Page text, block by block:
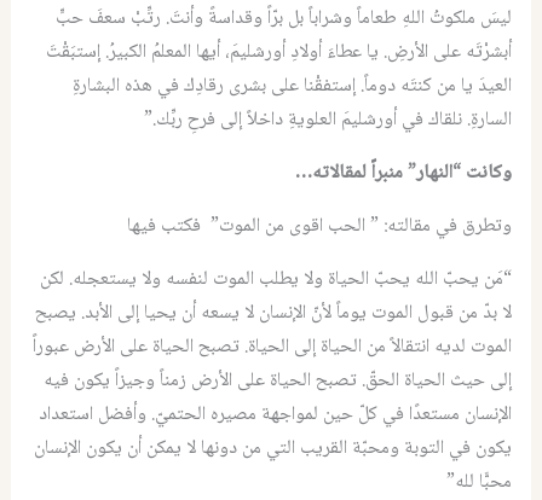
ليسَ ملكوتُ اللهِ طعاماً وشراباً بل برّاً وقداسةً وأنتَ. رتِّبْ سعفَ حبٍّ
أبشرْتَه على الأرضِ. يا عطاءَ أولادِ أورشليمَ، أيها المعلمُ الكبيرُ. إستبَقْتَ
العيدَ يا من كنتَه دوماً. إستفقْنا على بشرى رقادِك في هذه البشارةِ
السارةِ. نلقاك في أورشليمَ العلويةِ داخلاً إلى فرحِ ربِّك.”
وكانت “النهار” منبراً لمقالاته…
وتطرق في مقالته: ” الحب اقوى من الموت” فكتب فيها
“مَن يحبّ الله يحبّ الحياة ولا يطلب الموت لنفسه ولا يستعجله. لكن
لا بدّ من قبول الموت يوماً لأنّ الإنسان لا يسعه أن يحيا إلى الأبد. يصبح
الموت لديه انتقالاً من الحياة إلى الحياة. تصبح الحياة على الأرض عبوراً
إلى حيث الحياة الحقّ. تصبح الحياة على الأرض زمناً وجيزاً يكون فيه
الإنسان مستعدًا في كلّ حين لمواجهة مصيره الحتميّ. وأفضل استعداد
يكون في التوبة ومحبّة القريب التي من دونها لا يمكن أن يكون الإنسان
محبًّا لله”